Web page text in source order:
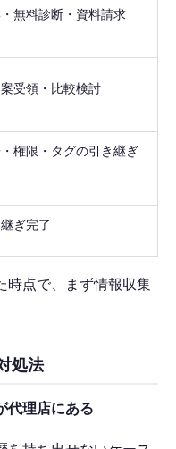
無料診断・資料請求
受領・比較検討
権限・タグの引き継ぎ
ぎ完了
時点で、まず情報収集
処法
代理店にある